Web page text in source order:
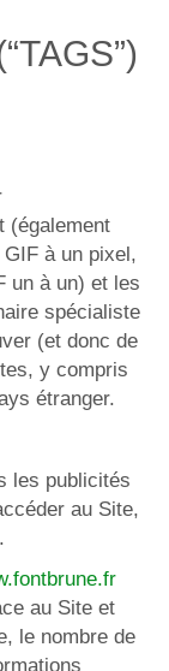
(également
à un pixel,
un à un) et les
spécialiste
(et donc de
y compris
étranger.
les publicités
au Site,
au Site et
le nombre de